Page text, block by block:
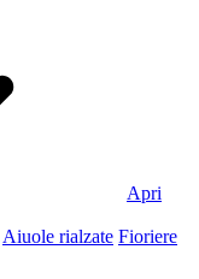
Apri
Aiuole rialzate Fioriere